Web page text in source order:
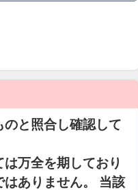
と照合し確認して
万全を期しており
はありません。 当該